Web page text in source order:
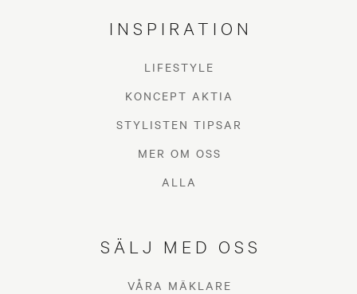
INSPIRATION
LIFESTYLE
KONCEPT AKTIA
STYLISTEN TIPSAR
MER OM OSS
ALLA
SÄLJ MED OSS
VÅRA MÄKLARE